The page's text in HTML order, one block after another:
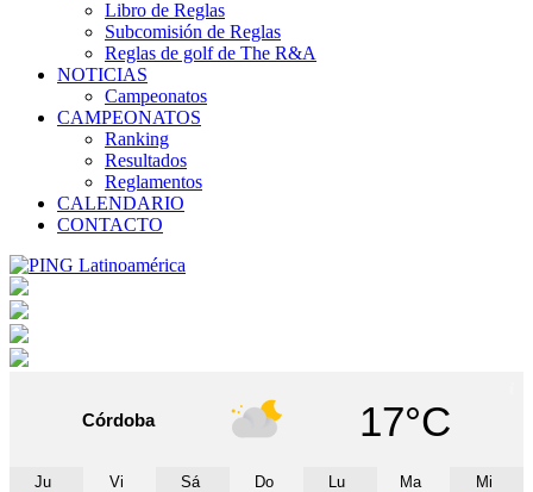
Libro de Reglas
Subcomisión de Reglas
Reglas de golf de The R&A
NOTICIAS
Campeonatos
CAMPEONATOS
Ranking
Resultados
Reglamentos
CALENDARIO
CONTACTO
Córdoba 17°C
Ju Vi Sá Do Lu Ma Mi